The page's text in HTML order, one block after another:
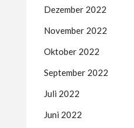
Dezember 2022
November 2022
Oktober 2022
September 2022
Juli 2022
Juni 2022